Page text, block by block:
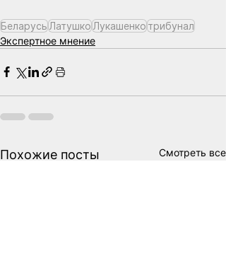
БеларусьЛатушкоЛукашенкотрибунал
Экспертное мнение
Похожие посты Смотреть все